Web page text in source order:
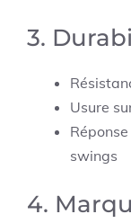
3.
Usure
swings
4.